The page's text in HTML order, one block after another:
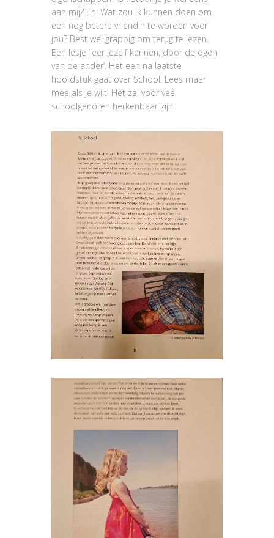
aan mij? En: Wat zou ik kunnen doen om
een nog betere vriendin te worden voor
jou? Best wel grappig om terug te lezen.
Een lesje ‘leer jezelf kennen, door de ogen
van de ander’. Het een na laatste
hoofdstuk gaat over School. Lees maar
mee als je wilt. Het zal voor veel
schoolgenoten herkenbaar zijn.